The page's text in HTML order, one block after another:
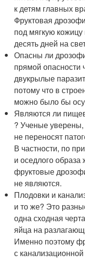
к детям главных
Фруктовая
под мягкую
десять дней на
Опасны ли
прямой опасности
двукрылые
потому что в
можно было бы
Являются ли
? Ученые уверены,
не переносят
В частности, по
и оседлого
фруктовые
не являются.
Плодовки и
и то же? Это
одна сходная
яйца на
Именно поэтому
с